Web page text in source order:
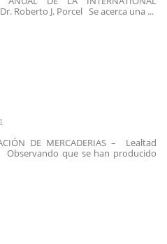
Roberto J. Porcel Se acerca una ...
DE MERCADERIAS – Lealtad
que se han producido